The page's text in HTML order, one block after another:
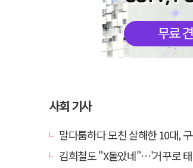
사회 기사
말다툼하다 모친 살해한 10대, 구
김희철도 "X돌았네"…'거꾸로 태극기 논란'